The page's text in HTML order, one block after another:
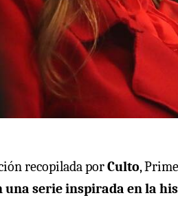
recopilada porCulto,
una serie inspirada en la